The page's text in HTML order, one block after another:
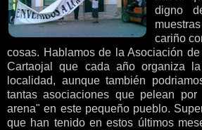
digno
cariño
cosas. Hablamos de la Asociación
Cartaojal que cada año organiza
localidad, aunque también
tantas asociaciones que pelean
arena" en este pequeño pueblo.
que han tenido en estos últimos